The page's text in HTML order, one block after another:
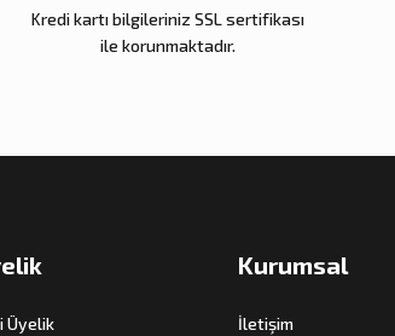
Kredi kartı bilgileriniz SSL sertifikası
ile korunmaktadır.
Üyelik
Kurumsal
İletişim